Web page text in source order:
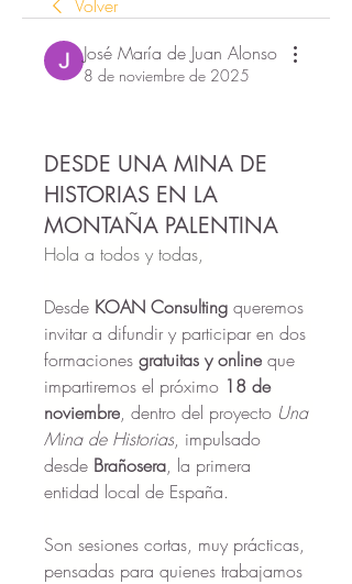
Volver
José María de Juan Alonso
8 de noviembre de 2025
DESDE UNA MINA DE
HISTORIAS EN LA
MONTAÑA PALENTINA
Hola a todos y todas,
Desde KOAN Consulting queremos
invitar a difundir y participar en dos
formaciones gratuitas y online que
impartiremos el próximo 18 de
noviembre, dentro del proyecto Una
Mina de Historias, impulsado
desde Brañosera, la primera
entidad local de España.
Son sesiones cortas, muy prácticas,
pensadas para quienes trabajamos